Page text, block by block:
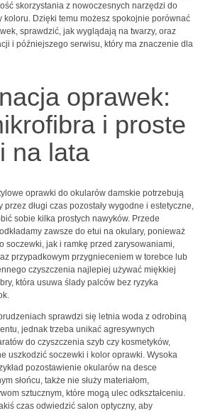
skorzystania z nowoczesnych narzędzi do
koloru. Dzięki temu możesz spokojnie porównać
sprawdzić, jak wyglądają na twarzy, oraz
i późniejszego serwisu, który ma znaczenie dla
oprawek:
i proste
na lata
oprawki do okularów damskie potrzebują
przez długi czas pozostały wygodne i estetyczne,
sobie kilka prostych nawyków. Przede
zawsze do etui na okulary, ponieważ
soczewki, jak i ramkę przed zarysowaniami,
przypadkowym przygnieceniem w torebce lub
czyszczenia najlepiej używać miękkiej
która usuwa ślady palców bez ryzyka
sprawdzi się letnia woda z odrobiną
jednak trzeba unikać agresywnych
do czyszczenia szyb czy kosmetyków,
uszkodzić soczewki i kolor oprawki. Wysoka
pozostawienie okularów na desce
słońcu, także nie służy materiałom,
sztucznym, które mogą ulec odkształceniu.
czas odwiedzić salon optyczny, aby